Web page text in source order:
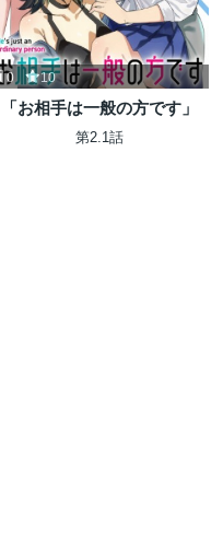
0 10
「お相手は一般の方です」
第2.1話